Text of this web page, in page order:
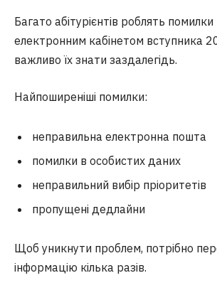
Багато абітурієнтів роблять
електронним кабінетом вступника
важливо їх знати заздалегідь.
Найпоширеніші помилки:
неправильна електронна пошта
помилки в особистих даних
неправильний вибір пріоритетів
пропущені дедлайни
Щоб уникнути проблем, потрібно
інформацію кілька разів.